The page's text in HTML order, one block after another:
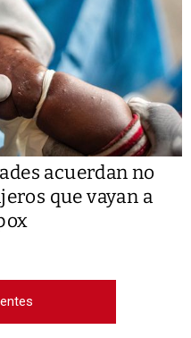
acuerdan no
que vayan a